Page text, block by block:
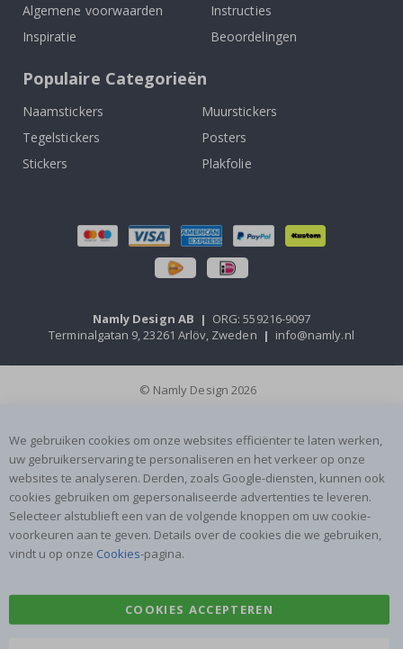
Algemene voorwaarden
Inspiratie
Instructies
Beoordelingen
Populaire Categorieën
Naamstickers
Muurstickers
Tegelstickers
Posters
Stickers
Plakfolie
Namly Design AB | ORG: 559216-9097
Terminalgatan 9, 23261 Arlöv, Zweden | info@namly.nl
© Namly Design 2026
We gebruiken cookies om onze websites efficiënter te laten werken,
uw gebruikerservaring te personaliseren en het verkeer op onze
websites te analyseren. Derden, zoals Google-diensten, kunnen ook
cookies gebruiken om gepersonaliseerde advertenties te leveren.
Selecteer alstublieft een van de volgende knoppen om uw cookie-
voorkeuren aan te geven. Details over de cookies die we gebruiken,
vindt u op onze Cookies-pagina.
COOKIES ACCEPTEREN